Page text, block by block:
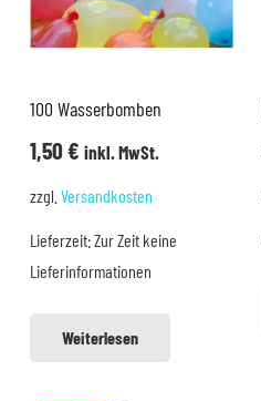
100 Wasserbomben
1,50€ inkl. MwSt.
zzgl. Versandkosten
Lieferzeit:Zur Zeit keine
Lieferinformationen
Weiterlesen